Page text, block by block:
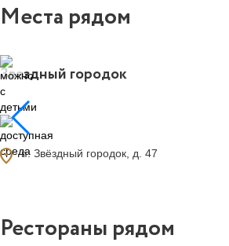
Места рядом
Звездный городок
п. Звёздный городок, д. 47
Рестораны рядом